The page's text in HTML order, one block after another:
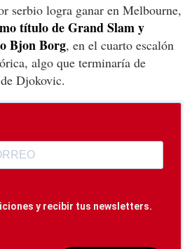
serbio logra ganar en Melbourne,
título de Grand Slam y
Bjon Borg, en el cuarto escalón
algo que terminaría de
Djokovic.
y recibir tus newsletters.